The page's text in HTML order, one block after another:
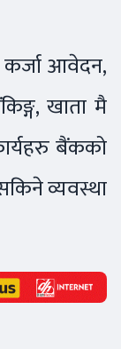
कर्जा आवेदन,
खाता मै
बैंकको
व्यवस्था